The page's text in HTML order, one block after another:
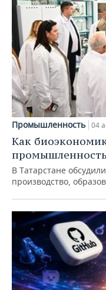
Промышленность 04
Как
В Татарстане
производство,